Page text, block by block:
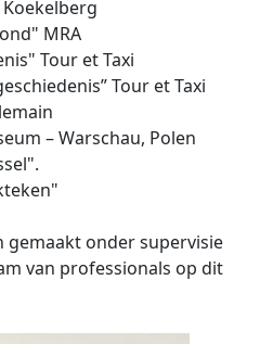
MRA
Tour et Taxi
Tour et Taxi
– Warschau, Polen
gemaakt onder supervisie
van professionals op dit